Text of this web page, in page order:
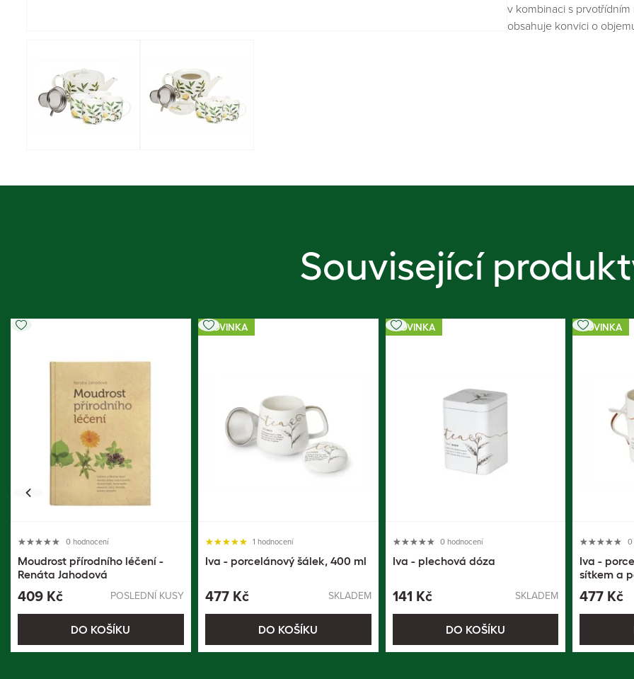
v kombinaci s
obsahuje konvici o
Související
0 hodnocení
Moudrost přírodního léčení -
Renáta Jahodová
409 Kč POSLEDNÍ KUSY
DO KOŠÍKU
NOVINKA
1 hodnocení
Iva - porcelánový šálek, 400 ml
477 Kč SKLADEM
DO KOŠÍKU
NOVINKA
0 hodnocení
Iva - plechová dóza
141 Kč SKLADEM
DO KOŠÍKU
NOVINKA
0
Iva -
sítkem a
477 Kč